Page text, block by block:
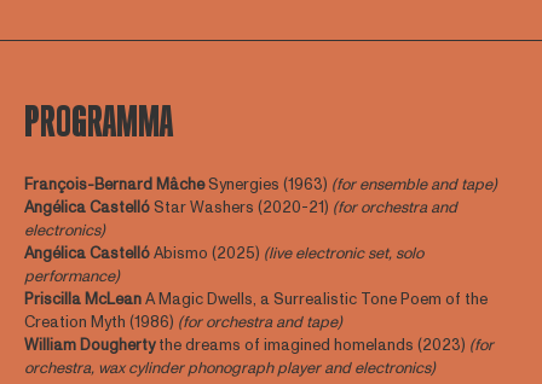
PROGRAMMA
François-Bernard MâcheSynergies (1963) (for ensemble and tape)
Angélica CastellóStar Washers (2020-21) (for orchestra and
electronics)
Angélica CastellóAbismo (2025) (live electronic set, solo
performance)
Priscilla McLeanA Magic Dwells, a Surrealistic Tone Poem of the
Creation Myth (1986) (for orchestra and tape)
William Doughertythe dreams of imagined homelands (2023) (for
orchestra, wax cylinder phonograph player and electronics)